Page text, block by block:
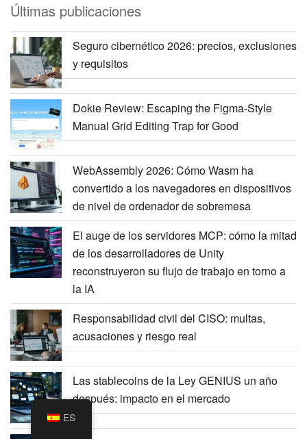
Últimas publicaciones
Seguro cibernético 2026: precios, exclusiones
y requisitos
Dokie Review: Escaping the Figma-Style
Manual Grid Editing Trap for Good
WebAssembly 2026: Cómo Wasm ha
convertido a los navegadores en dispositivos
de nivel de ordenador de sobremesa
El auge de los servidores MCP: cómo la mitad
de los desarrolladores de Unity
reconstruyeron su flujo de trabajo en torno a
la IA
Responsabilidad civil del CISO: multas,
acusaciones y riesgo real
Las stablecoins de la Ley GENIUS un año
después: impacto en el mercado
ES